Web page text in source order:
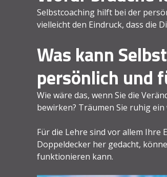
Selbstcoaching hilft bei der
vielleicht den Eindruck, dass die
Was kann
persönlich und
Wie wäre das, wenn Sie die
bewirken? Träumen Sie ruhig ein
Für die Lehre sind vor allem Ihre
Doppeldecker her gedacht,
funktionieren kann.